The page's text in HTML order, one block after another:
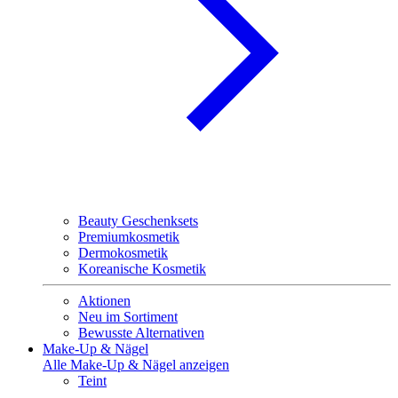
Beauty Geschenksets
Premiumkosmetik
Dermokosmetik
Koreanische Kosmetik
Aktionen
Neu im Sortiment
Bewusste Alternativen
Make-Up & Nägel
Alle Make-Up & Nägel anzeigen
Teint